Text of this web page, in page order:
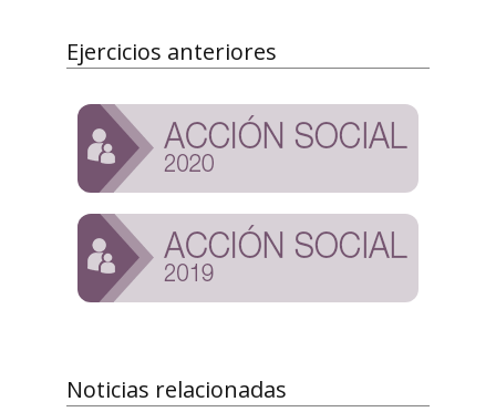
Ejercicios anteriores
Noticias relacionadas